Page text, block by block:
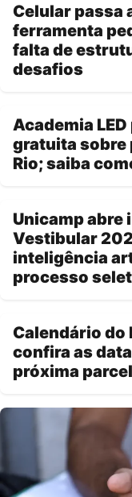
Celular passa
ferramenta
falta de
desafios
Academia
gratuita sobre
Rio; saiba
Unicamp abre
Vestibular
inteligência
processo
Calendário do
confira as
próxima